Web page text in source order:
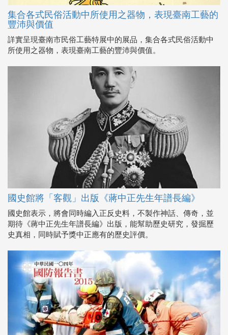
集合各式民俗活動中所使用之器物，表現臺南工藝的
豐沛與價值
詳實呈現臺南市民俗工藝特展中的展品，集合各式民俗活動中
所使用之器物，表現臺南工藝的豐沛與價值。
國史館將「客觀」出版《蔣中正先生年譜長編》
國史館表示，將會同時編入正反史料，不製作神話、傳奇，並
期待《蔣中正先生年譜長編》出版，能幫助歷史研究，發掘歷
史真相，同時賦予獎中正應有的歷史評價。